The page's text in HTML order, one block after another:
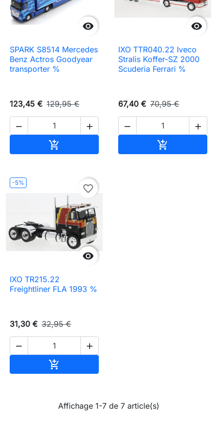

SPARK S8514 Mercedes
Benz Actros Goodyear
transporter %
123,45 € 129,95 €
 


IXO TTR040.22 Iveco
Stralis Koffer-SZ 2000
Scuderia Ferrari %
67,40 € 70,95 €
 

-5%

favorite_border
IXO TR215.22
Freightliner FLA 1993 %
31,30 € 32,95 €
 

Affichage 1-7 de 7 article(s)